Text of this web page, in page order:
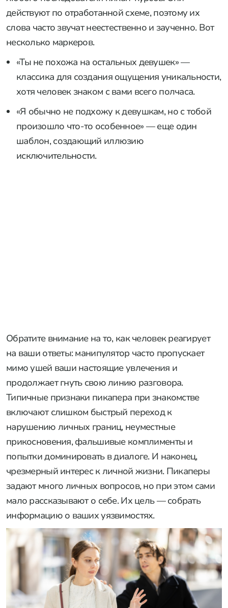
действуют по отработанной схеме, поэтому их
слова часто звучат неестественно и заученно. Вот
несколько маркеров.
«Ты не похожа на остальных девушек» —
классика для создания ощущения уникальности,
хотя человек знаком с вами всего полчаса.
«Я обычно не подхожу к девушкам, но с тобой
произошло что-то особенное» — еще один
шаблон, создающий иллюзию
исключительности.
Обратите внимание на то, как человек реагирует
на ваши ответы: манипулятор часто пропускает
мимо ушей ваши настоящие увлечения и
продолжает гнуть свою линию разговора.
Типичные признаки пикапера при знакомстве
включают слишком быстрый переход к
нарушению личных границ, неуместные
прикосновения, фальшивые комплименты и
попытки доминировать в диалоге. И наконец,
чрезмерный интерес к личной жизни. Пикаперы
задают много личных вопросов, но при этом сами
мало рассказывают о себе. Их цель — собрать
информацию о ваших уязвимостях.